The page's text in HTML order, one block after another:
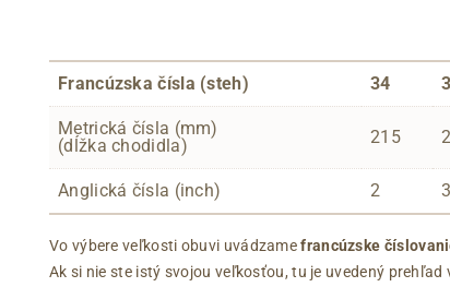
Francúzska čísla (steh) 34
Metrická čísla (mm)
(dĺžka chodidla)
215
Anglická čísla (inch) 2 3
Vo výbere veľkosti obuvi uvádzamefrancúzske
Ak si nie ste istý svojou veľkosťou, tu je uvedený